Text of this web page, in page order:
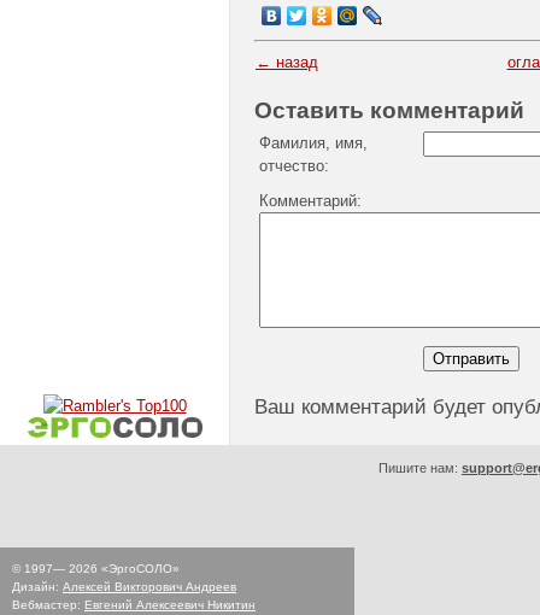
← назад
Оставить комментарий
Фамилия, имя,
отчество:
Комментарий:
Ваш комментарий будет
© 1997— 2026 «ЭргоСОЛО»
Дизайн: Алексей Викторович Андреев
Вебмастер: Евгений Алексеевич Никитин
Пишите нам: